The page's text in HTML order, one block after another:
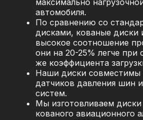
автомобиля.
По сравнению со
дисками, кованые диски
высокое соотношение
они на 20-25% легче при
же коэффициента
Наши диски совместимы
датчиков давления шин
систем.
Мы изготовливаем диски
кованого авиационного